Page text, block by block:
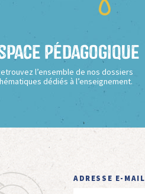
Pédagogique
l’ensemble de nos dossiers
dédiés à l’enseignement.
ADRESSE E-MAIL